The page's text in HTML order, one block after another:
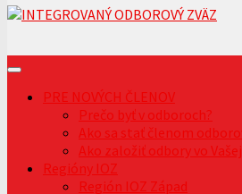
PRE NOVÝCH ČLENOV
Prečo byť v odboroch?
Ako sa stať členom
Ako založiť odbory vo
Regióny IOZ
Región IOZ Západ